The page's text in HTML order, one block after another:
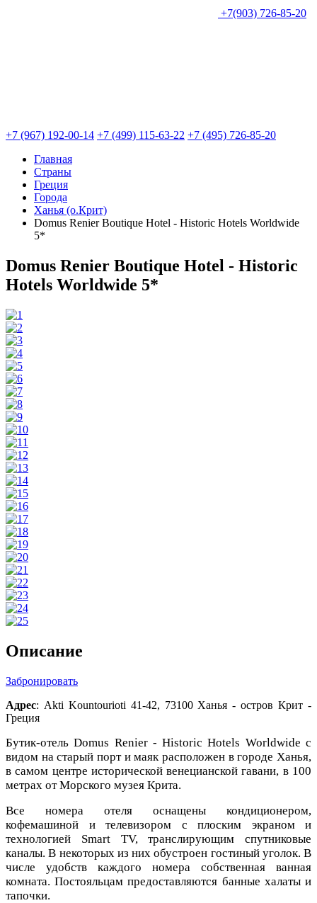
+7(903) 726-85-20
+7 (967) 192-00-14 +7 (499) 115-63-22 +7 (495) 726-85-20
Главная
Страны
Греция
Города
Ханья (о.Крит)
Domus Renier Boutique Hotel - Historic Hotels Worldwide
5*
Domus Renier Boutique Hotel - Historic
Hotels Worldwide 5*
Описание
Забронировать
Адрес: Akti Kountourioti 41-42, 73100 Ханья - остров Крит -
Греция
Бутик-отель Domus Renier - Historic Hotels Worldwide с
видом на старый порт и маяк расположен в городе Ханья,
в самом центре исторической венецианской гавани, в 100
метрах от Морского музея Крита.
Все номера отеля оснащены кондиционером,
кофемашиной и телевизором с плоским экраном и
технологией Smart TV, транслирующим спутниковые
каналы. В некоторых из них обустроен гостиный уголок. В
числе удобств каждого номера собственная ванная
комната. Постояльцам предоставляются банные халаты и
тапочки.